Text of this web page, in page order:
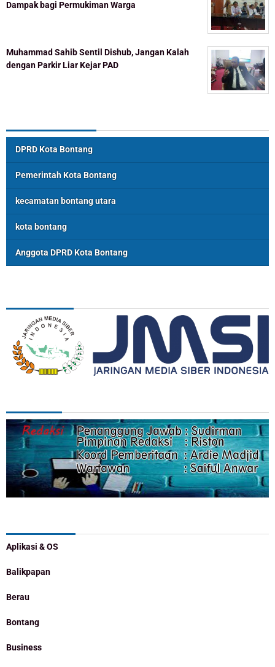
Dampak bagi Permukiman Warga
Muhammad Sahib Sentil Dishub, Jangan Kalah
dengan Parkir Liar Kejar PAD
DPRD Kota Bontang
Pemerintah Kota Bontang
kecamatan bontang utara
kota bontang
Anggota DPRD Kota Bontang
Aplikasi & OS
Balikpapan
Berau
Bontang
Business